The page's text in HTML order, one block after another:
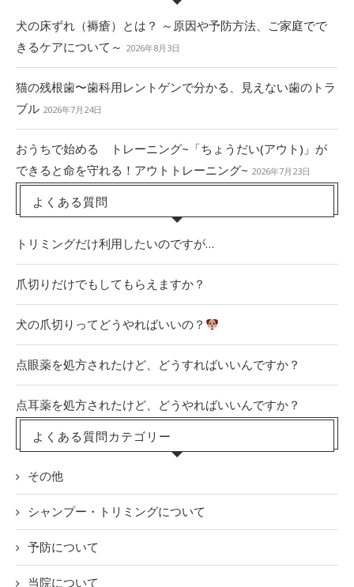
犬の床ずれ（褥瘡）とは？ ～原因や予防方法、ご家庭でで
きるケアについて～ 2026年8月3日
猫の残根歯〜歯科用レントゲンで分かる、見えない歯のトラ
ブル 2026年7月24日
おうちで始める トレーニング~「ちょうだい(アウト)」が
できると命を守れる！アウトトレーニング~ 2026年7月23日
よくある質問
トリミングだけ利用したいのですが…
爪切りだけでもしてもらえますか？
犬の爪切りってどうやればいいの？
点眼薬を処方されたけど、どうすればいいんですか？
点耳薬を処方されたけど、どうやればいいんですか？
よくある質問カテゴリー
その他
シャンプー・トリミングについて
予防について
当院について